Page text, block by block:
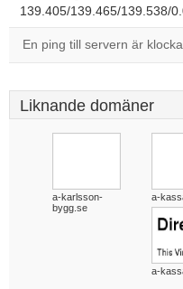
139.405/139.465/139.538/
En ping till servern är
Liknande domäner
a-karlsson-
bygg.se
a-
a-